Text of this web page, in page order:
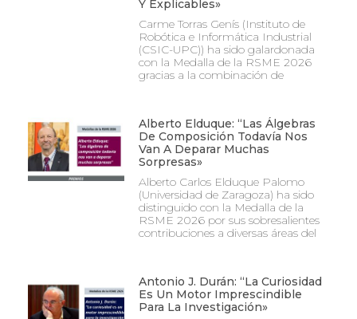
Y Explicables»
Carme Torras Genís (Instituto de
Robótica e Informática Industrial
(CSIC-UPC)) ha sido galardonada
con la Medalla de la RSME 2026
gracias a la combinación de
Alberto Elduque: “Las Álgebras
De Composición Todavía Nos
Van A Deparar Muchas
Sorpresas»
Alberto Carlos Elduque Palomo
(Universidad de Zaragoza) ha sido
distinguido con la Medalla de la
RSME 2026 por sus sobresalientes
contribuciones a diversas áreas del
Antonio J. Durán: “La Curiosidad
Es Un Motor Imprescindible
Para La Investigación»